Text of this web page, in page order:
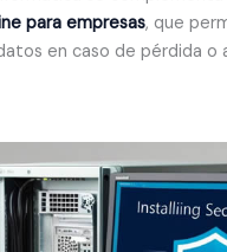
para empresas, que
en caso de pérdida o